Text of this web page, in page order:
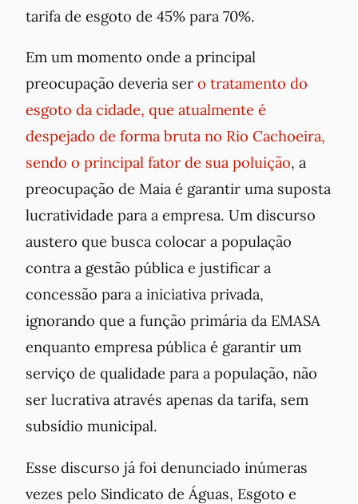
tarifa de esgoto de 45% para 70%.
Em um momento onde a principal
preocupação deveria ser o tratamento do
esgoto da cidade, que atualmente é
despejado de forma bruta no Rio Cachoeira,
sendo o principal fator de sua poluição, a
preocupação de Maia é garantir uma suposta
lucratividade para a empresa. Um discurso
austero que busca colocar a população
contra a gestão pública e justificar a
concessão para a iniciativa privada,
ignorando que a função primária da EMASA
enquanto empresa pública é garantir um
serviço de qualidade para a população, não
ser lucrativa através apenas da tarifa, sem
subsídio municipal.
Esse discurso já foi denunciado inúmeras
vezes pelo Sindicato de Águas, Esgoto e